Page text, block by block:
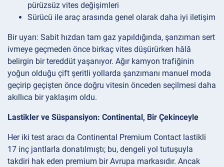
pürüzsüz vites değişimleri
Sürücü ile araç arasında genel olarak daha iyi iletişim
Bir uyarı: Sabit hızdan tam gaz yapıldığında, şanzıman sert
ivmeye geçmeden önce birkaç vites düşürürken hâlâ
belirgin bir tereddüt yaşanıyor. Ağır kamyon trafiğinin
yoğun olduğu çift şeritli yollarda şanzımanı manuel moda
geçirip geçişten önce doğru vitesin önceden seçilmesi daha
akıllıca bir yaklaşım oldu.
Lastikler ve Süspansiyon: Continental, Bir Çekinceyle
Her iki test aracı da Continental Premium Contact lastikli
17 inç jantlarla donatılmıştı; bu, dengeli yol tutuşuyla
takdiri hak eden premium bir Avrupa markasıdır. Ancak